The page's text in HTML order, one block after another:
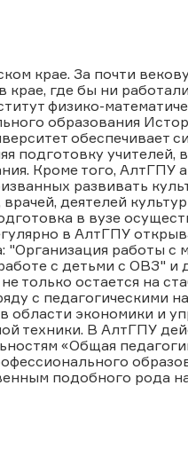
крае. За почти
где бы ни
физико-
образования
обеспечивает
подготовку учителей,
Кроме того, АлтГПУ
развивать
деятелей
в вузе
в АлтГПУ
"Организация работы с
с детьми с ОВЗ" и
только остается на
с педагогическими
экономики и
техники. В АлтГПУ
«Общая
подобного рода